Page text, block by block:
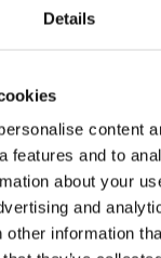
Details
content
features and to
about your
and
information
til
virksomhed
Branding